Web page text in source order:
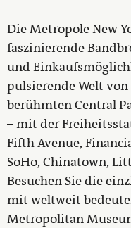
Die Metropole New
faszinierende
und
pulsierende Welt
berühmten Central
– mit der
Fifth Avenue,
SoHo, Chinatown,
Besuchen Sie die
mit weltweit
Metropolitan